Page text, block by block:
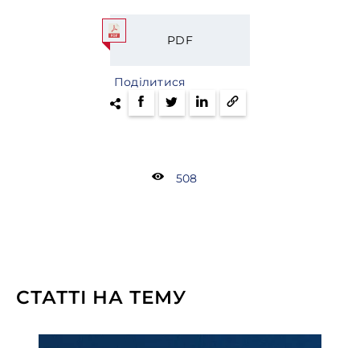
PDF
Поділитися
508
СТАТТІ НА ТЕМУ